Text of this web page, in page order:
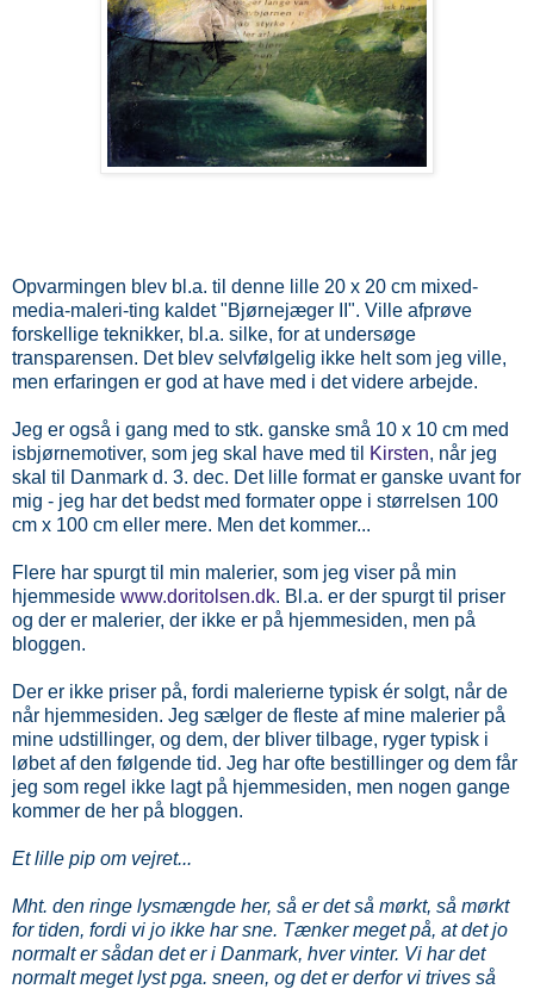
Opvarmingen blev bl.a. til denne lille 20 x 20 cm mixed-
media-maleri-ting kaldet "Bjørnejæger II". Ville afprøve
forskellige teknikker, bl.a. silke, for at undersøge
transparensen. Det blev selvfølgelig ikke helt som jeg ville,
men erfaringen er god at have med i det videre arbejde.
Jeg er også i gang med to stk. ganske små 10 x 10 cm med
isbjørnemotiver, som jeg skal have med til
Kirsten, når jeg
skal til Danmark d. 3. dec. Det lille format er ganske uvant for
mig - jeg har det bedst med formater oppe i størrelsen 100
cm x 100 cm eller mere. Men det kommer...
Flere har spurgt til min malerier, som jeg viser på min
hjemmeside www.doritolsen.dk. Bl.a. er der spurgt til priser
og der er malerier, der ikke er på hjemmesiden, men på
bloggen.
Der er ikke priser på, fordi malerierne typisk ér solgt, når de
når hjemmesiden. Jeg sælger de fleste af mine malerier på
mine udstillinger, og dem, der bliver tilbage, ryger typisk i
løbet af den følgende tid. Jeg har ofte bestillinger og dem får
jeg som regel ikke lagt på hjemmesiden, men nogen gange
kommer de her på bloggen.
Et lille pip om vejret...
Mht. den ringe lysmængde her, så er det så mørkt, så mørkt
for tiden, fordi vi jo ikke har sne. Tænker meget på, at det jo
normalt er sådan det er i Danmark, hver vinter. Vi har det
normalt meget lyst pga. sneen, og det er derfor vi trives så